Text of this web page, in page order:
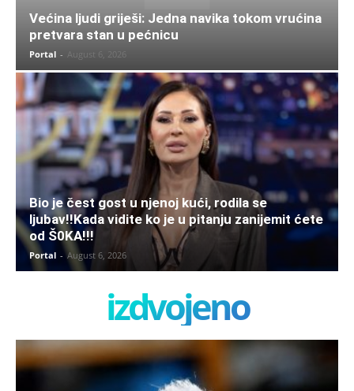
Većina ljudi griješi: Jedna navika tokom vrućina
pretvara stan u pećnicu
Portal - August 6, 2026
Bio je čest gost u njenoj kući, rodila se
ljubav!!Kada vidite ko je u pitanju zanijemit ćete
od Š0KA!!!
Portal - August 6, 2026
izdvojeno